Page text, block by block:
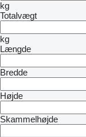
kg
Totalvægt
kg
Længde
Bredde
Højde
Skammelhøjde